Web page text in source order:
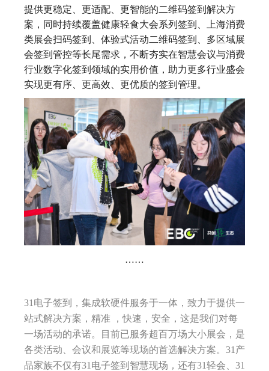
提供更稳定、更适配、更智能的二维码签到解决方
案，同时持续覆盖健康轻食大会系列签到、上海消费
类展会扫码签到、体验式活动二维码签到、多区域展
会签到管控等长尾需求，不断夯实在智慧会议与消费
行业数字化签到领域的实用价值，助力更多行业盛会
实现更有序、更高效、更优质的签到管理。
……
31电子签到，集成软硬件服务于一体，致力于提供一
站式解决方案，精准 ，快速，安全，这是我们对每
一场活动的承诺。目前已服务超百万场大小展会，是
各类活动、会议和展览等现场的首选解决方案。31产
品家族不仅有31电子签到智慧现场，还有31轻会、31